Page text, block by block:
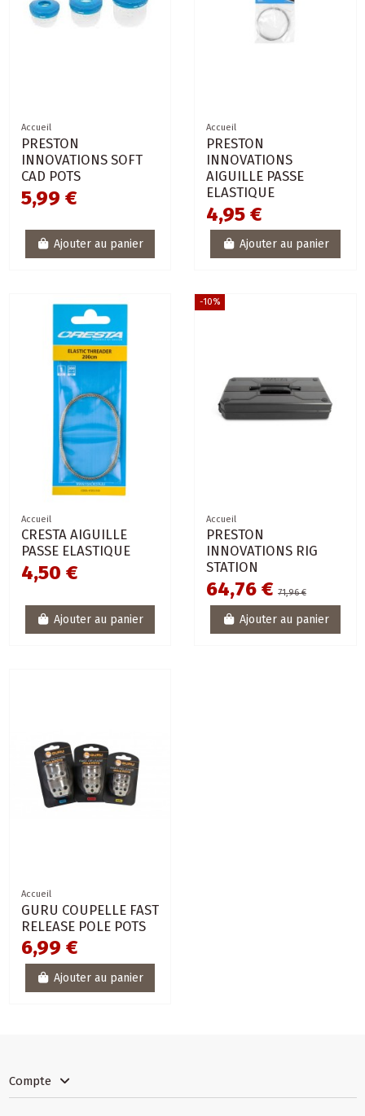
Accueil
PRESTON
INNOVATIONS SOFT
CAD POTS
5,99 €
Ajouter au panier
Accueil
PRESTON
INNOVATIONS
AIGUILLE PASSE
ELASTIQUE
4,95 €
Ajouter au panier
Accueil
CRESTA AIGUILLE
PASSE ELASTIQUE
4,50 €
Ajouter au panier
-10%
Accueil
PRESTON
INNOVATIONS RIG
STATION
64,76 € 71,96 €
Ajouter au panier
Accueil
GURU COUPELLE FAST
RELEASE POLE POTS
6,99 €
Ajouter au panier
Compte